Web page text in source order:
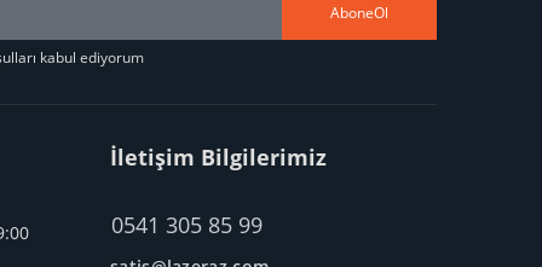
AboneOl
kabul ediyorum
İletişim Bilgilerimiz
0541 305 85 99